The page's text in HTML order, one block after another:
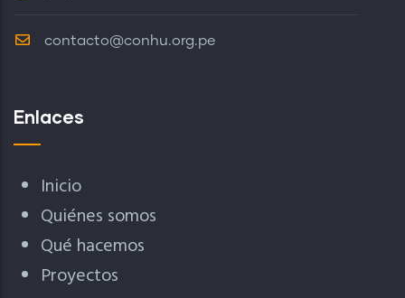
contacto@conhu.org.pe
Enlaces
Inicio
Quiénes somos
Qué hacemos
Proyectos